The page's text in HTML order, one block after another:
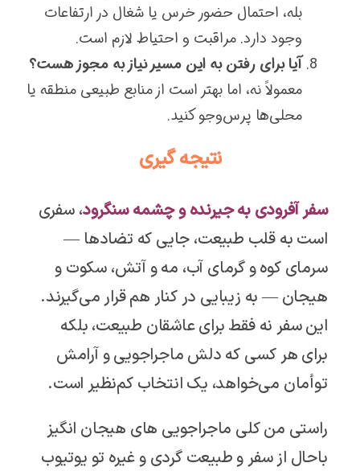
بله، احتمال حضور خرس یا شغال در ارتفاعات
وجود دارد. مراقبت و احتیاط لازم است.
آیا برای رفتن به این مسیر نیاز به مجوز هست؟
معمولاً نه، اما بهتر است از منابع طبیعی منطقه یا
محلی‌ها پرس‌وجو کنید.
نتیجه گیری
سفر آفرودی به جیرنده و چشمه سنگرود، سفری
است به قلب طبیعت، جایی که تضادها —
سرمای کوه و گرمای آب، مه و آتش، سکوت و
هیجان — به زیبایی در کنار هم قرار می‌گیرند.
این سفر نه فقط برای عاشقان طبیعت، بلکه
برای هر کسی که دلش ماجراجویی و آرامش
توأمان می‌خواهد، یک انتخاب کم‌نظیر است.
راستی من کلی ماجراجویی های هیجان انگیز
باحال از سفر و طبیعت گردی و غیره تو یوتیوب